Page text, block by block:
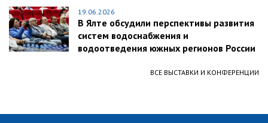
19.06.2026
В Ялте обсудили перспективы развития
систем водоснабжения и
водоотведения южных регионов России
ВСЕ ВЫСТАВКИ И КОНФЕРЕНЦИИ